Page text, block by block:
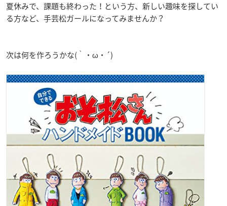
夏休みで、課題も終わった！という方、新しい趣味を探してい
る方など、手芸松ガールになってみませんか？
次は何を作ろうかな(｀・ω・´)